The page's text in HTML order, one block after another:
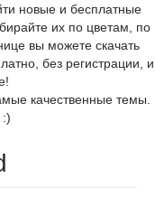
новые и бесплатные
их по цветам, по
вы можете скачать
без регистрации, и
качественные темы.
:)